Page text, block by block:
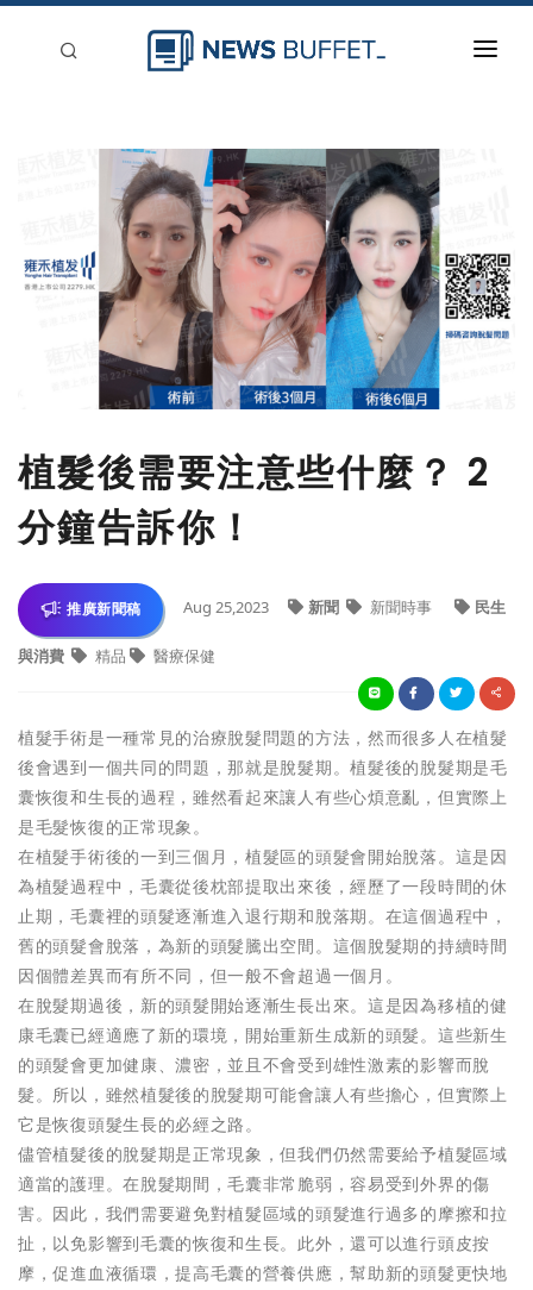
刊登
植髮後需要注意些什麼？ 2
分鐘告訴你！
推廣新聞稿 Aug 25,2023 新聞 新聞時事 民生
與消費 精品 醫療保健
植髮手術是一種常見的治療脫髮問題的方法，然而很多人在植髮
後會遇到一個共同的問題，那就是脫髮期。植髮後的脫髮期是毛
囊恢復和生長的過程，雖然看起來讓人有些心煩意亂，但實際上
是毛髮恢復的正常現象。
在植髮手術後的一到三個月，植髮區的頭髮會開始脫落。這是因
為植髮過程中，毛囊從後枕部提取出來後，經歷了一段時間的休
止期，毛囊裡的頭髮逐漸進入退行期和脫落期。在這個過程中，
舊的頭髮會脫落，為新的頭髮騰出空間。這個脫髮期的持續時間
因個體差異而有所不同，但一般不會超過一個月。
在脫髮期過後，新的頭髮開始逐漸生長出來。這是因為移植的健
康毛囊已經適應了新的環境，開始重新生成新的頭髮。這些新生
的頭髮會更加健康、濃密，並且不會受到雄性激素的影響而脫
髮。所以，雖然植髮後的脫髮期可能會讓人有些擔心，但實際上
它是恢復頭髮生長的必經之路。
儘管植髮後的脫髮期是正常現象，但我們仍然需要給予植髮區域
適當的護理。在脫髮期間，毛囊非常脆弱，容易受到外界的傷
害。因此，我們需要避免對植髮區域的頭髮進行過多的摩擦和拉
扯，以免影響到毛囊的恢復和生長。此外，還可以進行頭皮按
摩，促進血液循環，提高毛囊的營養供應，幫助新的頭髮更快地